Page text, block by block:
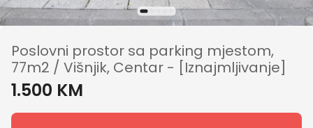
Poslovni prostor sa parking mjestom,
77m2 / Višnjik, Centar - [Iznajmljivanje]
1.500 KM